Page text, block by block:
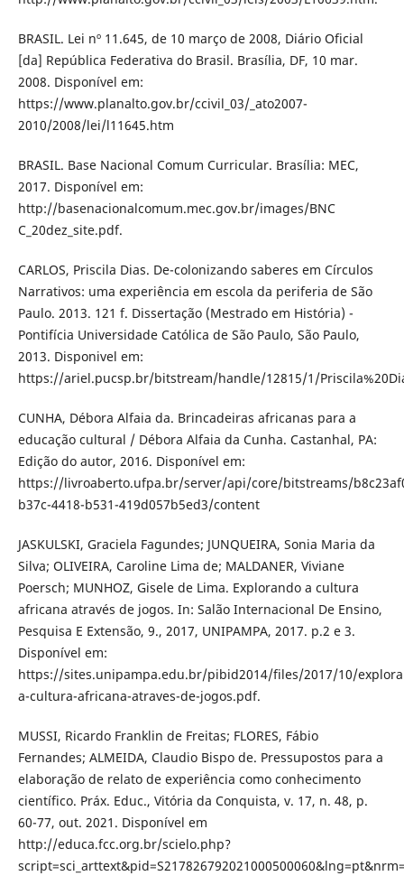
BRASIL. Lei nº 11.645, de 10 março de 2008, Diário Oficial
[da] República Federativa do Brasil. Brasília, DF, 10 mar.
2008. Disponível em:
https://www.planalto.gov.br/ccivil_03/_ato2007-
2010/2008/lei/l11645.htm
BRASIL. Base Nacional Comum Curricular. Brasília: MEC,
2017. Disponível em:
http://basenacionalcomum.mec.gov.br/images/BNC
C_20dez_site.pdf.
CARLOS, Priscila Dias. De-colonizando saberes em Círculos
Narrativos: uma experiência em escola da periferia de São
Paulo. 2013. 121 f. Dissertação (Mestrado em História) -
Pontifícia Universidade Católica de São Paulo, São Paulo,
2013. Disponivel em:
https://ariel.pucsp.br/bitstream/handle/12815/1/
CUNHA, Débora Alfaia da. Brincadeiras africanas para a
educação cultural / Débora Alfaia da Cunha. Castanhal, PA:
Edição do autor, 2016. Disponível em:
https://livroaberto.ufpa.br/server/api/core/bitstreams/
b37c-4418-b531-419d057b5ed3/content
JASKULSKI, Graciela Fagundes; JUNQUEIRA, Sonia Maria da
Silva; OLIVEIRA, Caroline Lima de; MALDANER, Viviane
Poersch; MUNHOZ, Gisele de Lima. Explorando a cultura
africana através de jogos. In: Salão Internacional De Ensino,
Pesquisa E Extensão, 9., 2017, UNIPAMPA, 2017. p.2 e 3.
Disponível em:
https://sites.unipampa.edu.br/pibid2014/files/2017/10/
a-cultura-africana-atraves-de-jogos.pdf.
MUSSI, Ricardo Franklin de Freitas; FLORES, Fábio
Fernandes; ALMEIDA, Claudio Bispo de. Pressupostos para a
elaboração de relato de experiência como conhecimento
científico. Práx. Educ., Vitória da Conquista, v. 17, n. 48, p.
60-77, out. 2021. Disponível em
http://educa.fcc.org.br/scielo.php?